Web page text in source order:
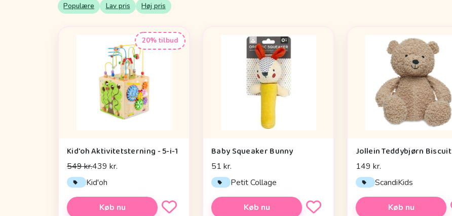
Populære Lav pris Høj pris
20% tilbud
Kid'oh Aktivitetsterning - 5-i-1
549 kr.439 kr.
Kid'oh
Køb nu
Baby Squeaker Bunny
51 kr.
Petit Collage
Køb nu
Jollein Teddybjørn Biscuit
149 kr.
ScandiKids
Køb nu